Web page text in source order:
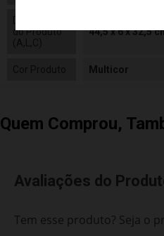
do Produto
44,5 x 6 x 32,5
Multicor
Quem Comprou,
Avaliações do
Tem esse produto? Seja o